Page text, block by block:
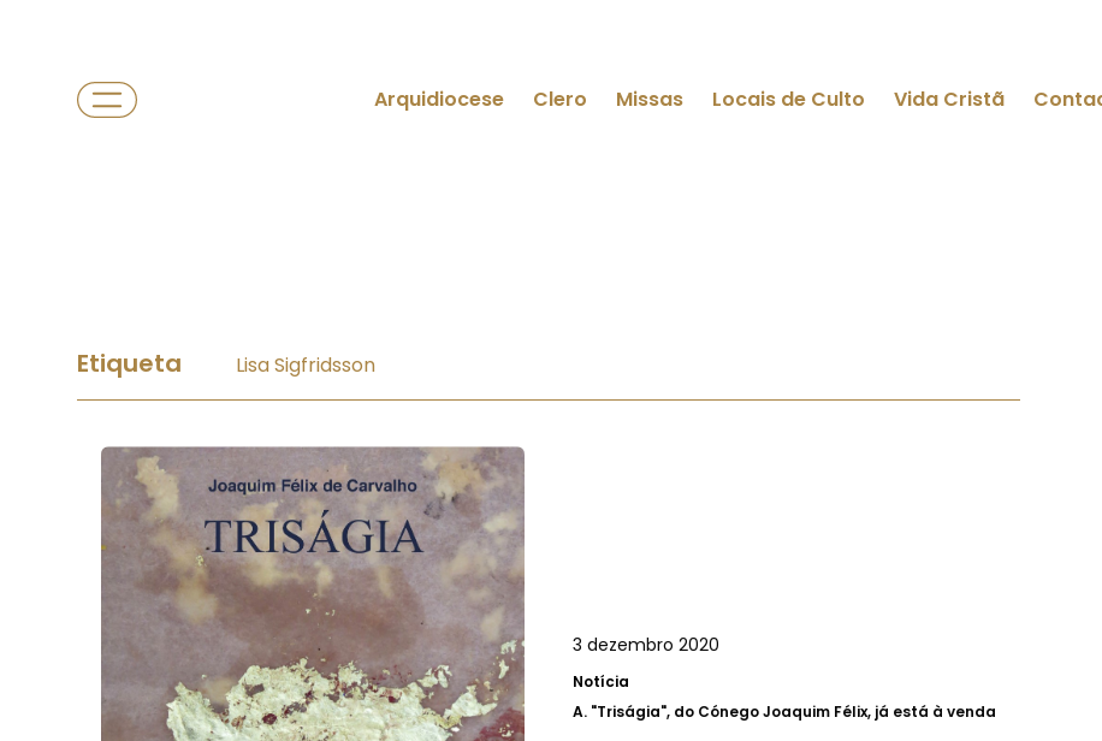
Arquidiocese Clero Missas Locais de Culto Vida Cristã
Etiqueta Lisa Sigfridsson
3 dezembro 2020
Notícia
A. "Triságia", do Cónego Joaquim Félix, já está à venda